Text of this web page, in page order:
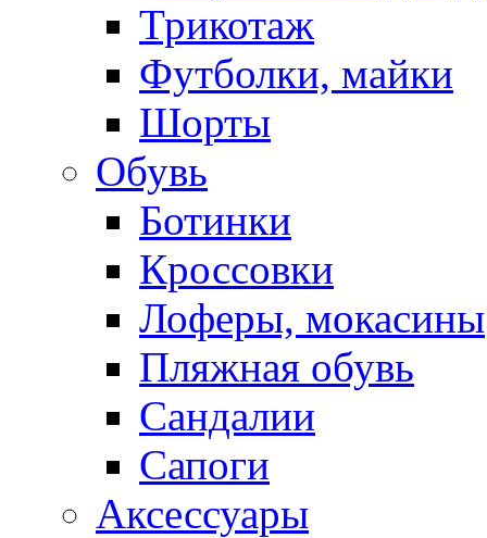
Трикотаж
Футболки, майки
Шорты
Обувь
Ботинки
Кроссовки
Лоферы, мокасины
Пляжная обувь
Сандалии
Сапоги
Аксессуары